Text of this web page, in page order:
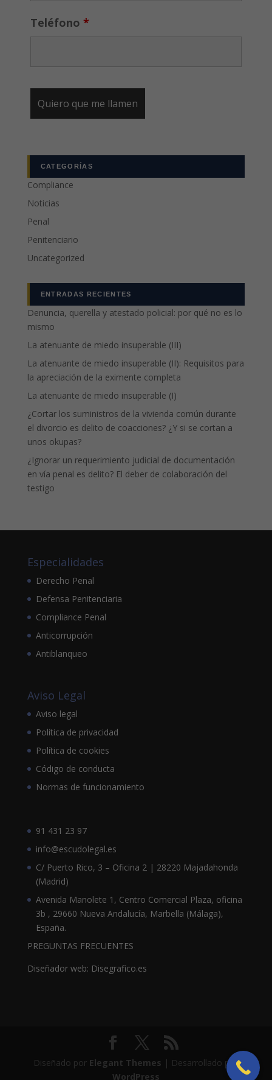
Teléfono *
CATEGORÍAS
Compliance
Noticias
Penal
Penitenciario
Uncategorized
ENTRADAS RECIENTES
Denuncia, querella y atestado policial: por qué no es lo
mismo
La atenuante de miedo insuperable (III)
La atenuante de miedo insuperable (II): Requisitos para
la apreciación de la eximente completa
La atenuante de miedo insuperable (I)
¿Cortar los suministros de la vivienda común durante
el divorcio es delito de coacciones? ¿Y si se cortan a
unos okupas?
¿Ignorar un requerimiento judicial de documentación
en vía penal es delito? El deber de colaboración del
testigo
Especialidades
Derecho Penal
Defensa Penitenciaria
Compliance Penal
Anticorrupción
Antiblanqueo
Aviso Legal
Aviso legal
Política de privacidad
Política de cookies
Código de conducta
Normas de funcionamiento
91 431 23 97
info@escudolegal.es
C/ Puerto Rico, 3 – Oficina 2 | 28220 Majadahonda
(Madrid)
Avenida Manolete 1, Centro Comercial Plaza, oficina
3b , 29660 Nueva Andalucía, Marbella (Málaga),
España.
PREGUNTAS FRECUENTES
Diseñador web: Disegrafico.es
Diseñado por Elegant Themes | Desarrollado por
WordPress